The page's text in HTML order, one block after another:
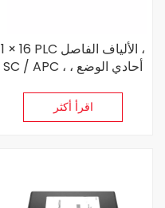
1 × 16 PLC الألياف الفاصل ،
SC / APC ، أحادي الوضع ،
اقرأ أكثر